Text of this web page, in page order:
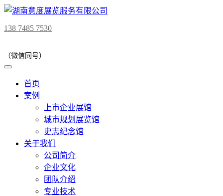
138 7485 7530
（微信同号）
首页
案例
上市企业展馆
城市规划展览馆
史志纪念馆
关于我们
公司简介
企业文化
团队介绍
专业技术